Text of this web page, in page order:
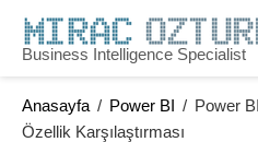
Business Intelligence Specialist
Anasayfa / Power BI / Power
Özellik Karşılaştırması